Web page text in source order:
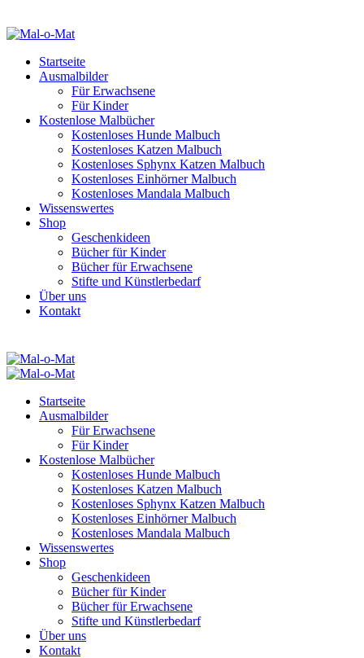
Startseite
Ausmalbilder
Für Erwachsene
Für Kinder
Kostenlose Malbücher
Kostenloses Hunde Malbuch
Kostenloses Katzen Malbuch
Kostenloses Sphynx Katzen Malbuch
Kostenloses Einhörner Malbuch
Kostenloses Mandala Malbuch
Wissenswertes
Shop
Geschenkideen
Bücher für Kinder
Bücher für Erwachsene
Stifte und Künstlerbedarf
Über uns
Kontakt
Startseite
Ausmalbilder
Für Erwachsene
Für Kinder
Kostenlose Malbücher
Kostenloses Hunde Malbuch
Kostenloses Katzen Malbuch
Kostenloses Sphynx Katzen Malbuch
Kostenloses Einhörner Malbuch
Kostenloses Mandala Malbuch
Wissenswertes
Shop
Geschenkideen
Bücher für Kinder
Bücher für Erwachsene
Stifte und Künstlerbedarf
Über uns
Kontakt